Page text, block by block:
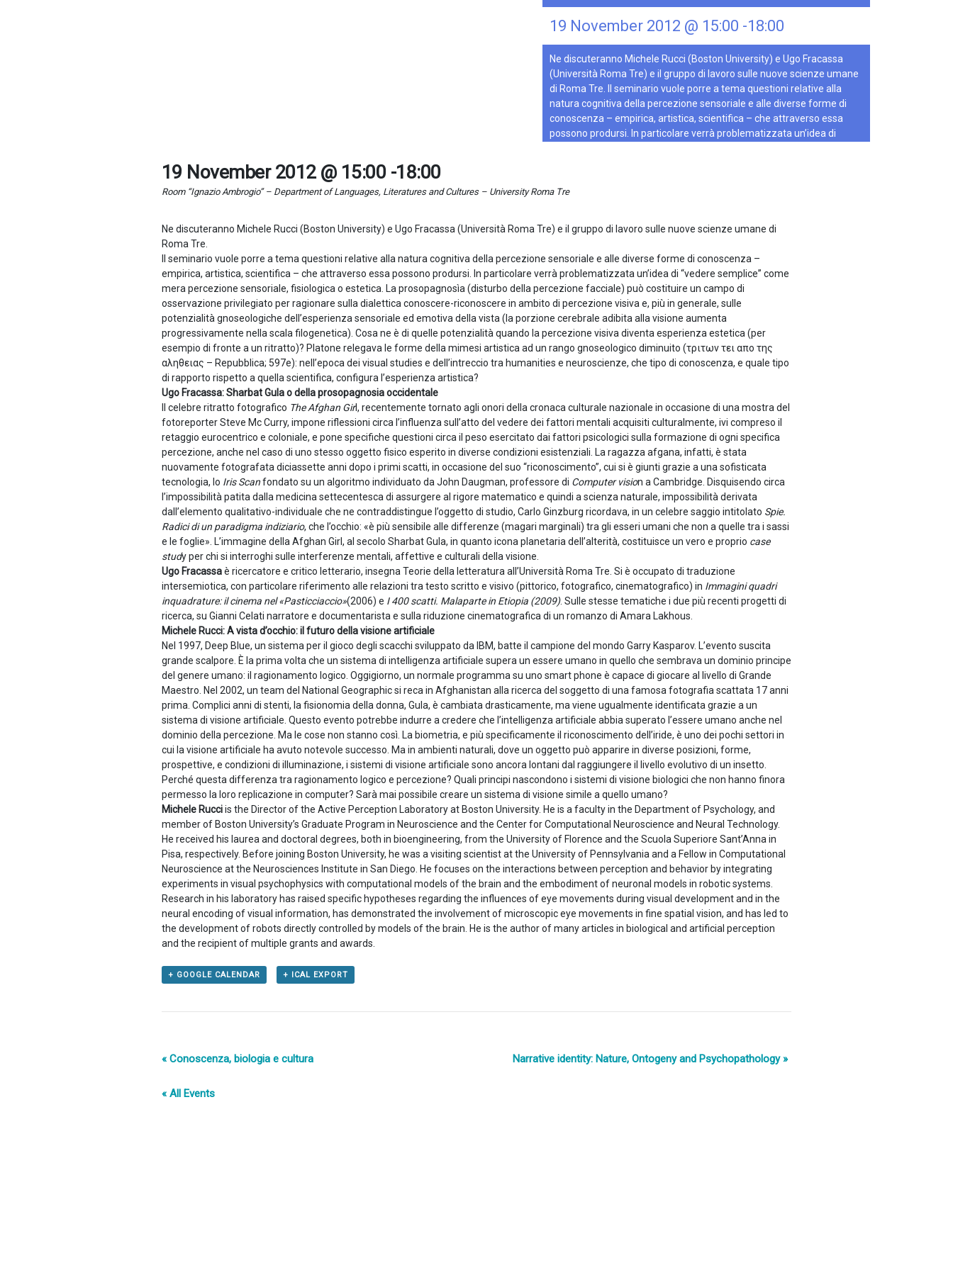
19 November 2012 @ 15:00 -18:00
Ne discuteranno Michele Rucci (Boston University) e Ugo Fracassa
(Università Roma Tre) e il gruppo di lavoro sulle nuove scienze umane
di Roma Tre. Il seminario vuole porre a tema questioni relative alla
natura cognitiva della percezione sensoriale e alle diverse forme di
conoscenza – empirica, artistica, scientifica – che attraverso essa
possono prodursi. In particolare verrà problematizzata un’idea di
19 November 2012 @ 15:00 -18:00
Room “Ignazio Ambrogio” – Department of Languages, Literatures and Cultures – University Roma Tre
Ne discuteranno Michele Rucci (Boston University) e Ugo Fracassa (Università Roma Tre) e il gruppo di lavoro sulle nuove scienze umane di
Roma Tre.
Il seminario vuole porre a tema questioni relative alla natura cognitiva della percezione sensoriale e alle diverse forme di conoscenza –
empirica, artistica, scientifica – che attraverso essa possono prodursi. In particolare verrà problematizzata un’idea di “vedere semplice” come
mera percezione sensoriale, fisiologica o estetica. La prosopagnosìa (disturbo della percezione facciale) può costituire un campo di
osservazione privilegiato per ragionare sulla dialettica conoscere-riconoscere in ambito di percezione visiva e, più in generale, sulle
potenzialità gnoseologiche dell’esperienza sensoriale ed emotiva della vista (la porzione cerebrale adibita alla visione aumenta
progressivamente nella scala filogenetica). Cosa ne è di quelle potenzialità quando la percezione visiva diventa esperienza estetica (per
esempio di fronte a un ritratto)? Platone relegava le forme della mimesi artistica ad un rango gnoseologico diminuito (τριτων τει απο της
αληθειας – Repubblica; 597e): nell’epoca dei visual studies e dell’intreccio tra humanities e neuroscienze, che tipo di conoscenza, e quale tipo
di rapporto rispetto a quella scientifica, configura l’esperienza artistica?
Ugo Fracassa: Sharbat Gula o della prosopagnosia occidentale
Il celebre ritratto fotografico The Afghan Girl, recentemente tornato agli onori della cronaca culturale nazionale in occasione di una mostra del
fotoreporter Steve Mc Curry, impone riflessioni circa l’influenza sull’atto del vedere dei fattori mentali acquisiti culturalmente, ivi compreso il
retaggio eurocentrico e coloniale, e pone specifiche questioni circa il peso esercitato dai fattori psicologici sulla formazione di ogni specifica
percezione, anche nel caso di uno stesso oggetto fisico esperito in diverse condizioni esistenziali. La ragazza afgana, infatti, è stata
nuovamente fotografata diciassette anni dopo i primi scatti, in occasione del suo “riconoscimento”, cui si è giunti grazie a una sofisticata
tecnologia, lo Iris Scanfondato su un algoritmo individuato da John Daugman, professore di Computer vision a Cambridge. Disquisendo circa
l’impossibilità patita dalla medicina settecentesca di assurgere al rigore matematico e quindi a scienza naturale, impossibilità derivata
dall’elemento qualitativo-individuale che ne contraddistingue l’oggetto di studio, Carlo Ginzburg ricordava, in un celebre saggio intitolato Spie.
Radici di un paradigma indiziario, che l’occhio: «è più sensibile alle differenze (magari marginali) tra gli esseri umani che non a quelle tra i sassi
e le foglie». L’immagine della Afghan Girl, al secolo Sharbat Gula, in quanto icona planetaria dell’alterità, costituisce un vero e proprio case
study per chi si interroghi sulle interferenze mentali, affettive e culturali della visione.
Ugo Fracassaè ricercatore e critico letterario, insegna Teorie della letteratura all’Università Roma Tre. Si è occupato di traduzione
intersemiotica, con particolare riferimento alle relazioni tra testo scritto e visivo (pittorico, fotografico, cinematografico) in Immagini quadri
inquadrature: il cinema nel «Pasticciaccio»(2006) e I 400 scatti. Malaparte in Etiopia (2009). Sulle stesse tematiche i due più recenti progetti di
ricerca, su Gianni Celati narratore e documentarista e sulla riduzione cinematografica di un romanzo di Amara Lakhous.
Michele Rucci: A vista d’occhio: il futuro della visione artificiale
Nel 1997, Deep Blue, un sistema per il gioco degli scacchi sviluppato da IBM, batte il campione del mondo Garry Kasparov. L’evento suscita
grande scalpore. È la prima volta che un sistema di intelligenza artificiale supera un essere umano in quello che sembrava un dominio principe
del genere umano: il ragionamento logico. Oggigiorno, un normale programma su uno smart phone è capace di giocare al livello di Grande
Maestro. Nel 2002, un team del National Geographic si reca in Afghanistan alla ricerca del soggetto di una famosa fotografia scattata 17 anni
prima. Complici anni di stenti, la fisionomia della donna, Gula, è cambiata drasticamente, ma viene ugualmente identificata grazie a un
sistema di visione artificiale. Questo evento potrebbe indurre a credere che l’intelligenza artificiale abbia superato l’essere umano anche nel
dominio della percezione. Ma le cose non stanno così. La biometria, e più specificamente il riconoscimento dell’iride, è uno dei pochi settori in
cui la visione artificiale ha avuto notevole successo. Ma in ambienti naturali, dove un oggetto può apparire in diverse posizioni, forme,
prospettive, e condizioni di illuminazione, i sistemi di visione artificiale sono ancora lontani dal raggiungere il livello evolutivo di un insetto.
Perché questa differenza tra ragionamento logico e percezione? Quali principi nascondono i sistemi di visione biologici che non hanno finora
permesso la loro replicazione in computer? Sarà mai possibile creare un sistema di visione simile a quello umano?
Michele Rucciis the Director of the Active Perception Laboratory at Boston University. He is a faculty in the Department of Psychology, and
member of Boston University’s Graduate Program in Neuroscience and the Center for Computational Neuroscience and Neural Technology.
He received his laurea and doctoral degrees, both in bioengineering, from the University of Florence and the Scuola Superiore Sant’Anna in
Pisa, respectively. Before joining Boston University, he was a visiting scientist at the University of Pennsylvania and a Fellow in Computational
Neuroscience at the Neurosciences Institute in San Diego. He focuses on the interactions between perception and behavior by integrating
experiments in visual psychophysics with computational models of the brain and the embodiment of neuronal models in robotic systems.
Research in his laboratory has raised specific hypotheses regarding the influences of eye movements during visual development and in the
neural encoding of visual information, has demonstrated the involvement of microscopic eye movements in fine spatial vision, and has led to
the development of robots directly controlled by models of the brain. He is the author of many articles in biological and artificial perception
and the recipient of multiple grants and awards.
+ GOOGLE CALENDAR + ICAL EXPORT
« Conoscenza, biologia e cultura Narrative identity: Nature, Ontogeny and Psychopathology»
« All Events